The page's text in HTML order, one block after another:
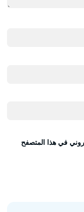
في هذا المتصفح